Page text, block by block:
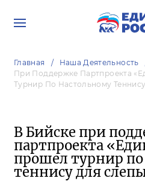
Главная Наша Деятельность
При Поддержке Партпроекта
Турнир По Настольному
В Бийске при
партпроекта
прошел турнир
теннису для